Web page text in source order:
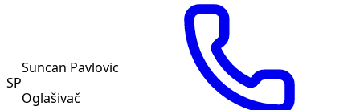
SP
Suncan Pavlovic
Oglašivač